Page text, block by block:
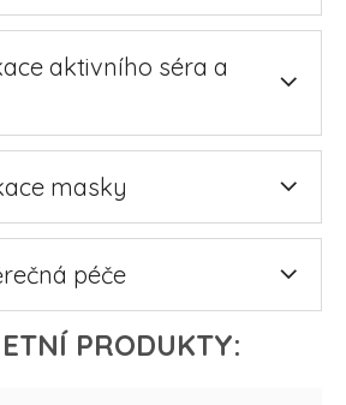
aktivního séra a
masky
péče
PRODUKTY: